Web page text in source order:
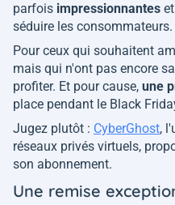
parfois impressionnantes
séduire les consommateurs.
Pour ceux qui souhaitent
mais qui n'ont pas encore
profiter. Et pour cause, une
place pendant le Black
Jugez plutôt : CyberGhost,
réseaux privés virtuels,
son abonnement.
Une remise